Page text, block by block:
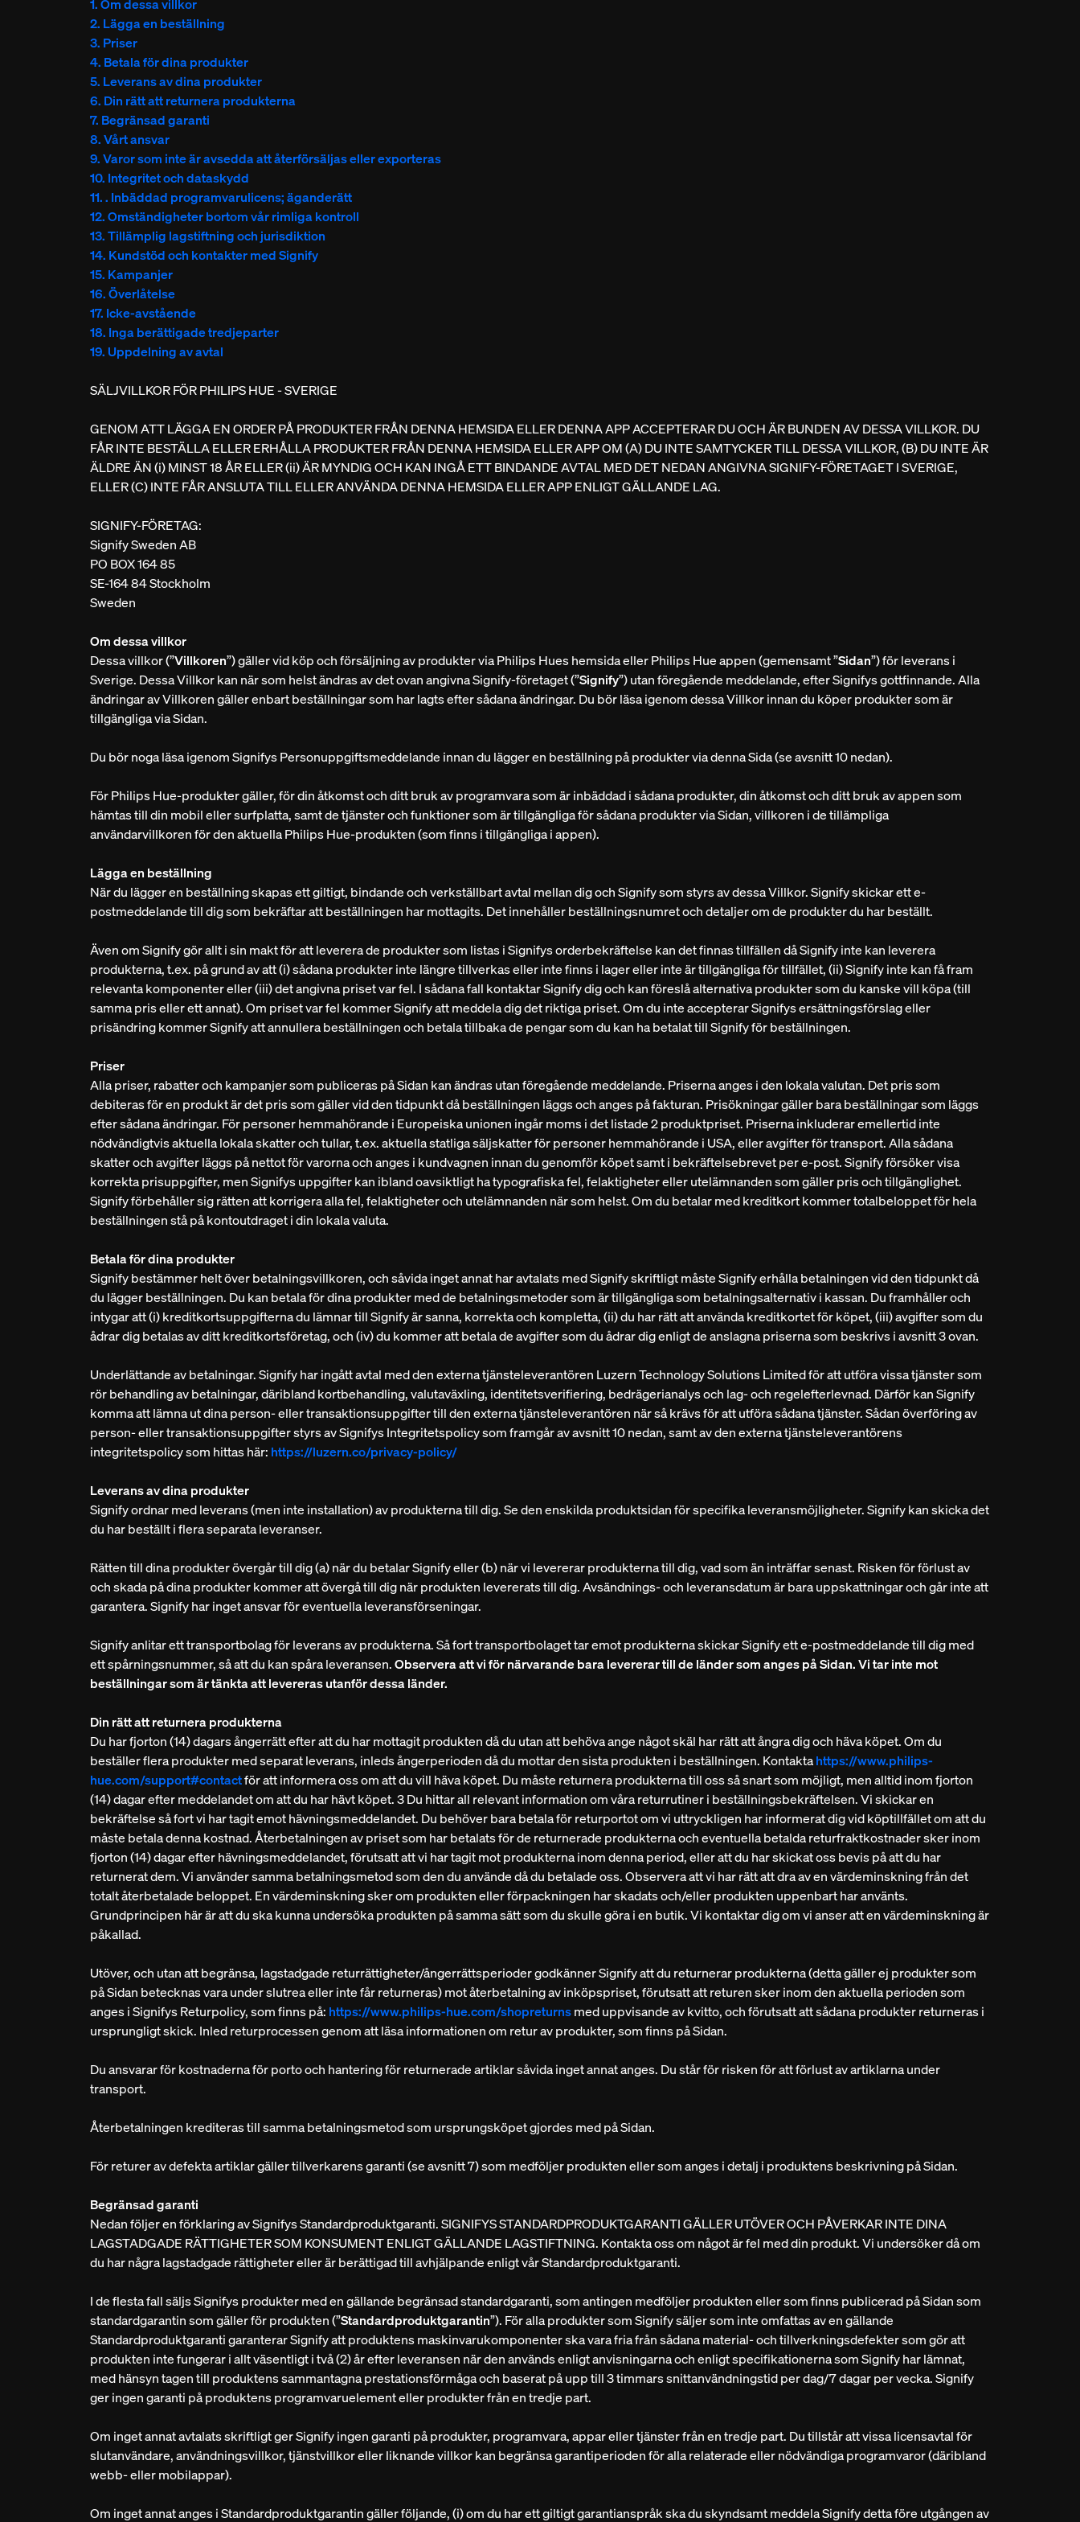
1. Om dessa villkor
2. Lägga en beställning
3. Priser
4. Betala för dina produkter
5. Leverans av dina produkter
6. Din rätt att returnera produkterna
7. Begränsad garanti
8. Vårt ansvar
9. Varor som inte är avsedda att återförsäljas eller exporteras
10. Integritet och dataskydd
11. . Inbäddad programvarulicens; äganderätt
12. Omständigheter bortom vår rimliga kontroll
13. Tillämplig lagstiftning och jurisdiktion
14. Kundstöd och kontakter med Signify
15. Kampanjer
16. Överlåtelse
17. Icke-avstående
18. Inga berättigade tredjeparter
19. Uppdelning av avtal
SÄLJVILLKOR FÖR PHILIPS HUE - SVERIGE
GENOM ATT LÄGGA EN ORDER PÅ PRODUKTER FRÅN DENNA HEMSIDA ELLER DENNA APP ACCEPTERAR DU OCH ÄR BUNDEN AV DESSA VILLKOR. DU
FÅR INTE BESTÄLLA ELLER ERHÅLLA PRODUKTER FRÅN DENNA HEMSIDA ELLER APP OM (A) DU INTE SAMTYCKER TILL DESSA VILLKOR, (B) DU INTE ÄR
ÄLDRE ÄN (i) MINST 18 ÅR ELLER (ii) ÄR MYNDIG OCH KAN INGÅ ETT BINDANDE AVTAL MED DET NEDAN ANGIVNA SIGNIFY-FÖRETAGET I SVERIGE,
ELLER (C) INTE FÅR ANSLUTA TILL ELLER ANVÄNDA DENNA HEMSIDA ELLER APP ENLIGT GÄLLANDE LAG.
SIGNIFY-FÖRETAG:
Signify Sweden AB
PO BOX 164 85
SE-164 84 Stockholm
Sweden
Om dessa villkor
Dessa villkor (”Villkoren”) gäller vid köp och försäljning av produkter via Philips Hues hemsida eller Philips Hue appen (gemensamt ”Sidan”) för leverans i
Sverige. Dessa Villkor kan när som helst ändras av det ovan angivna Signify-företaget (”Signify”) utan föregående meddelande, efter Signifys gottfinnande. Alla
ändringar av Villkoren gäller enbart beställningar som har lagts efter sådana ändringar. Du bör läsa igenom dessa Villkor innan du köper produkter som är
tillgängliga via Sidan.
Du bör noga läsa igenom Signifys Personuppgiftsmeddelande innan du lägger en beställning på produkter via denna Sida (se avsnitt 10 nedan).
För Philips Hue-produkter gäller, för din åtkomst och ditt bruk av programvara som är inbäddad i sådana produkter, din åtkomst och ditt bruk av appen som
hämtas till din mobil eller surfplatta, samt de tjänster och funktioner som är tillgängliga för sådana produkter via Sidan, villkoren i de tillämpliga
användarvillkoren för den aktuella Philips Hue-produkten (som finns i tillgängliga i appen).
Lägga en beställning
När du lägger en beställning skapas ett giltigt, bindande och verkställbart avtal mellan dig och Signify som styrs av dessa Villkor. Signify skickar ett e-
postmeddelande till dig som bekräftar att beställningen har mottagits. Det innehåller beställningsnumret och detaljer om de produkter du har beställt.
Även om Signify gör allt i sin makt för att leverera de produkter som listas i Signifys orderbekräftelse kan det finnas tillfällen då Signify inte kan leverera
produkterna, t.ex. på grund av att (i) sådana produkter inte längre tillverkas eller inte finns i lager eller inte är tillgängliga för tillfället, (ii) Signify inte kan få fram
relevanta komponenter eller (iii) det angivna priset var fel. I sådana fall kontaktar Signify dig och kan föreslå alternativa produkter som du kanske vill köpa (till
samma pris eller ett annat). Om priset var fel kommer Signify att meddela dig det riktiga priset. Om du inte accepterar Signifys ersättningsförslag eller
prisändring kommer Signify att annullera beställningen och betala tillbaka de pengar som du kan ha betalat till Signify för beställningen.
Priser
Alla priser, rabatter och kampanjer som publiceras på Sidan kan ändras utan föregående meddelande. Priserna anges i den lokala valutan. Det pris som
debiteras för en produkt är det pris som gäller vid den tidpunkt då beställningen läggs och anges på fakturan. Prisökningar gäller bara beställningar som läggs
efter sådana ändringar. För personer hemmahörande i Europeiska unionen ingår moms i det listade 2 produktpriset. Priserna inkluderar emellertid inte
nödvändigtvis aktuella lokala skatter och tullar, t.ex. aktuella statliga säljskatter för personer hemmahörande i USA, eller avgifter för transport. Alla sådana
skatter och avgifter läggs på nettot för varorna och anges i kundvagnen innan du genomför köpet samt i bekräftelsebrevet per e-post. Signify försöker visa
korrekta prisuppgifter, men Signifys uppgifter kan ibland oavsiktligt ha typografiska fel, felaktigheter eller utelämnanden som gäller pris och tillgänglighet.
Signify förbehåller sig rätten att korrigera alla fel, felaktigheter och utelämnanden när som helst. Om du betalar med kreditkort kommer totalbeloppet för hela
beställningen stå på kontoutdraget i din lokala valuta.
Betala för dina produkter
Signify bestämmer helt över betalningsvillkoren, och såvida inget annat har avtalats med Signify skriftligt måste Signify erhålla betalningen vid den tidpunkt då
du lägger beställningen. Du kan betala för dina produkter med de betalningsmetoder som är tillgängliga som betalningsalternativ i kassan. Du framhåller och
intygar att (i) kreditkortsuppgifterna du lämnar till Signify är sanna, korrekta och kompletta, (ii) du har rätt att använda kreditkortet för köpet, (iii) avgifter som du
ådrar dig betalas av ditt kreditkortsföretag, och (iv) du kommer att betala de avgifter som du ådrar dig enligt de anslagna priserna som beskrivs i avsnitt 3 ovan.
Underlättande av betalningar. Signify har ingått avtal med den externa tjänsteleverantören Luzern Technology Solutions Limited för att utföra vissa tjänster som
rör behandling av betalningar, däribland kortbehandling, valutaväxling, identitetsverifiering, bedrägerianalys och lag- och regelefterlevnad. Därför kan Signify
komma att lämna ut dina person- eller transaktionsuppgifter till den externa tjänsteleverantören när så krävs för att utföra sådana tjänster. Sådan överföring av
person- eller transaktionsuppgifter styrs av Signifys Integritetspolicy som framgår av avsnitt 10 nedan, samt av den externa tjänsteleverantörens
integritetspolicy som hittas här: https://luzern.co/privacy-policy/
Leverans av dina produkter
Signify ordnar med leverans (men inte installation) av produkterna till dig. Se den enskilda produktsidan för specifika leveransmöjligheter. Signify kan skicka det
du har beställt i flera separata leveranser.
Rätten till dina produkter övergår till dig (a) när du betalar Signify eller (b) när vi levererar produkterna till dig, vad som än inträffar senast. Risken för förlust av
och skada på dina produkter kommer att övergå till dig när produkten levererats till dig. Avsändnings- och leveransdatum är bara uppskattningar och går inte att
garantera. Signify har inget ansvar för eventuella leveransförseningar.
Signify anlitar ett transportbolag för leverans av produkterna. Så fort transportbolaget tar emot produkterna skickar Signify ett e-postmeddelande till dig med
ett spårningsnummer, så att du kan spåra leveransen.Observera att vi för närvarande bara levererar till de länder som anges på Sidan. Vi tar inte mot
beställningar som är tänkta att levereras utanför dessa länder.
Din rätt att returnera produkterna
Du har fjorton (14) dagars ångerrätt efter att du har mottagit produkten då du utan att behöva ange något skäl har rätt att ångra dig och häva köpet. Om du
beställer flera produkter med separat leverans, inleds ångerperioden då du mottar den sista produkten i beställningen. Kontaktahttps://www.philips-
hue.com/support#contactför att informera oss om att du vill häva köpet. Du måste returnera produkterna till oss så snart som möjligt, men alltid inom fjorton
(14) dagar efter meddelandet om att du har hävt köpet. 3 Du hittar all relevant information om våra returrutiner i beställningsbekräftelsen. Vi skickar en
bekräftelse så fort vi har tagit emot hävningsmeddelandet. Du behöver bara betala för returportot om vi uttryckligen har informerat dig vid köptillfället om att du
måste betala denna kostnad. Återbetalningen av priset som har betalats för de returnerade produkterna och eventuella betalda returfraktkostnader sker inom
fjorton (14) dagar efter hävningsmeddelandet, förutsatt att vi har tagit mot produkterna inom denna period, eller att du har skickat oss bevis på att du har
returnerat dem. Vi använder samma betalningsmetod som den du använde då du betalade oss. Observera att vi har rätt att dra av en värdeminskning från det
totalt återbetalade beloppet. En värdeminskning sker om produkten eller förpackningen har skadats och/eller produkten uppenbart har använts.
Grundprincipen här är att du ska kunna undersöka produkten på samma sätt som du skulle göra i en butik. Vi kontaktar dig om vi anser att en värdeminskning är
påkallad.
Utöver, och utan att begränsa, lagstadgade returrättigheter/ångerrättsperioder godkänner Signify att du returnerar produkterna (detta gäller ej produkter som
på Sidan betecknas vara under slutrea eller inte får returneras) mot återbetalning av inköpspriset, förutsatt att returen sker inom den aktuella perioden som
anges i Signifys Returpolicy, som finns på: https://www.philips-hue.com/shopreturnsmed uppvisande av kvitto, och förutsatt att sådana produkter returneras i
ursprungligt skick. Inled returprocessen genom att läsa informationen om retur av produkter, som finns på Sidan.
Du ansvarar för kostnaderna för porto och hantering för returnerade artiklar såvida inget annat anges. Du står för risken för att förlust av artiklarna under
transport.
Återbetalningen krediteras till samma betalningsmetod som ursprungsköpet gjordes med på Sidan.
För returer av defekta artiklar gäller tillverkarens garanti (se avsnitt 7) som medföljer produkten eller som anges i detalj i produktens beskrivning på Sidan.
Begränsad garanti
Nedan följer en förklaring av Signifys Standardproduktgaranti. SIGNIFYS STANDARDPRODUKTGARANTI GÄLLER UTÖVER OCH PÅVERKAR INTE DINA
LAGSTADGADE RÄTTIGHETER SOM KONSUMENT ENLIGT GÄLLANDE LAGSTIFTNING. Kontakta oss om något är fel med din produkt. Vi undersöker då om
du har några lagstadgade rättigheter eller är berättigad till avhjälpande enligt vår Standardproduktgaranti.
I de flesta fall säljs Signifys produkter med en gällande begränsad standardgaranti, som antingen medföljer produkten eller som finns publicerad på Sidan som
standardgarantin som gäller för produkten (”Standardproduktgarantin”). För alla produkter som Signify säljer som inte omfattas av en gällande
Standardproduktgaranti garanterar Signify att produktens maskinvarukomponenter ska vara fria från sådana material- och tillverkningsdefekter som gör att
produkten inte fungerar i allt väsentligt i två (2) år efter leveransen när den används enligt anvisningarna och enligt specifikationerna som Signify har lämnat,
med hänsyn tagen till produktens sammantagna prestationsförmåga och baserat på upp till 3 timmars snittanvändningstid per dag/7 dagar per vecka. Signify
ger ingen garanti på produktens programvaruelement eller produkter från en tredje part.
Om inget annat avtalats skriftligt ger Signify ingen garanti på produkter, programvara, appar eller tjänster från en tredje part. Du tillstår att vissa licensavtal för
slutanvändare, användningsvillkor, tjänstvillkor eller liknande villkor kan begränsa garantiperioden för alla relaterade eller nödvändiga programvaror (däribland
webb- eller mobilappar).
Om inget annat anges i Standardproduktgarantin gäller följande, (i) om du har ett giltigt garantianspråk ska du skyndsamt meddela Signify detta före utgången av